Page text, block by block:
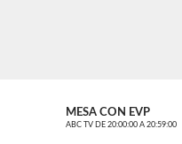
MESA CON EVP
ABC TV DE 20:00:00 A 20:59:00